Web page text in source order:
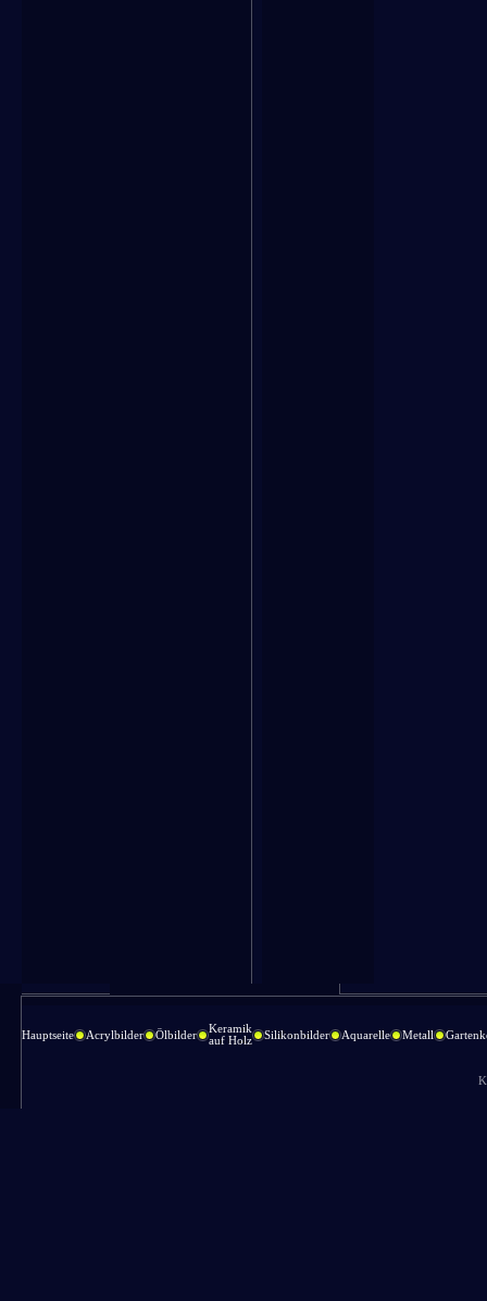
Hauptseite Acrylbilder Ölbilder
Keramik
auf Holz
Silikonbilder Aquarelle Metall